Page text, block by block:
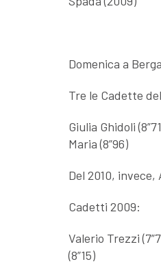
Domenica a
Tre le Cadette
Giulia Ghidoli
Maria (8”96)
Del 2010, invece,
Cadetti 2009:
Valerio Trezzi
(8”15)